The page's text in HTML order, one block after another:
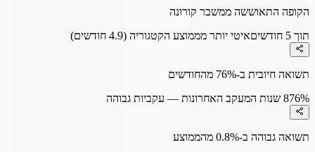
הקופה התאוששה ממשבר קורונה
תוך 5 חודשים
איטי יותר מממוצע הקטגוריה (4.9 חודשים)
תשואה חיובית ב-76% מהחודשים
76%8 שנות המעקב האחרונות — עקביות גבוהה
תשואה גבוהה ב-0.8% מהממוצע